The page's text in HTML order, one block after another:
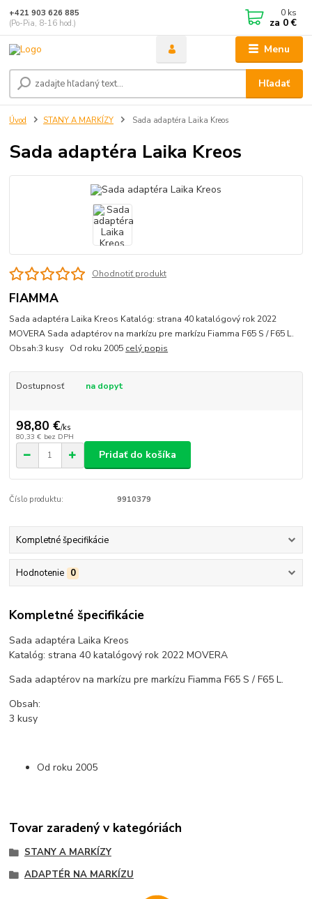
Menu
Hľadať
+421 903 626 885
(Po-Pia, 8-16 hod.)
0 ks
za 0 €
Úvod STANY A MARKÍZY Sada adaptéra Laika Kreos
Sada adaptéra Laika Kreos
Ohodnotiť produkt
FIAMMA
Sada adaptéra Laika Kreos Katalóg: strana 40 katalógový rok 2022
MOVERA Sada adaptérov na markízu pre markízu Fiamma F65 S / F65 L.
Obsah:3 kusy Od roku 2005 celý popis
Dostupnosť na dopyt
98,80 €/ks
80,33 € bez DPH
Pridať do košíka
Číslo produktu: 9910379
Kompletné špecifikácie
Hodnotenie 0
Kompletné špecifikácie
Sada adaptéra Laika Kreos
Katalóg: strana 40 katalógový rok 2022 MOVERA
Sada adaptérov na markízu pre markízu Fiamma F65 S / F65 L.
Obsah:
3 kusy
Od roku 2005
Tovar zaradený v kategóriách
STANY A MARKÍZY
ADAPTÉR NA MARKÍZU